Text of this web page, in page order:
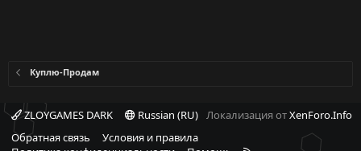
Куплю-Продам
ZLOYGAMES DARK Russian (RU) Локализация отXenForo.Info
Обратная связь
Условия и правила